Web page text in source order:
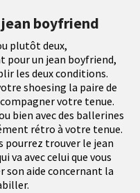
jean boyfriend
plutôt deux,
un jean boyfriend,
les deux conditions.
shoesing la paire de
votre tenue.
bien avec des ballerines
rétro à votre tenue.
pourrez trouver le jean
va avec celui que vous
son aide concernant la